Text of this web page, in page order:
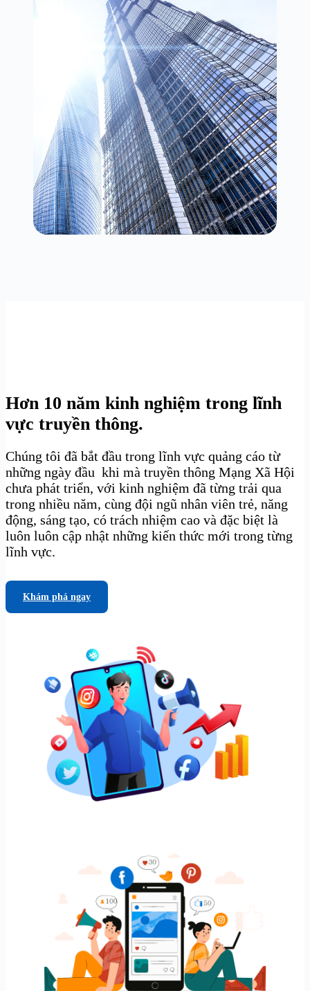
Hơn 10 năm kinh nghiệm trong lĩnh
vực truyền thông.
Chúng tôi đã bắt đầu trong lĩnh vực quảng cáo từ
những ngày đầu khi mà truyền thông Mạng Xã Hội
chưa phát triển, với kinh nghiệm đã từng trải qua
trong nhiều năm, cùng đội ngũ nhân viên trẻ, năng
động, sáng tạo, có trách nhiệm cao và đặc biệt là
luôn luôn cập nhật những kiến thức mới trong từng
lĩnh vực.
Khám phá ngay